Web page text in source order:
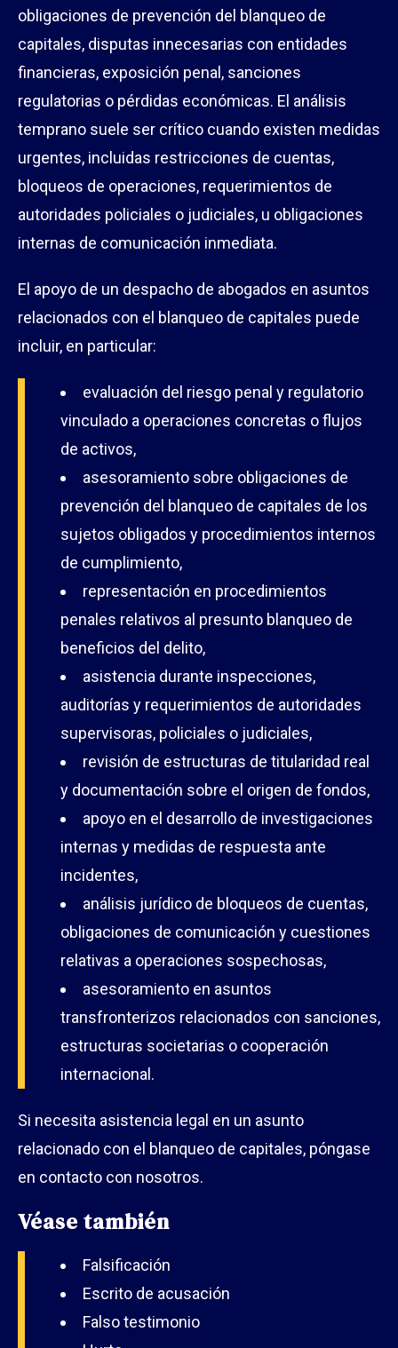
obligaciones de prevención del blanqueo de
capitales, disputas innecesarias con entidades
financieras, exposición penal, sanciones
regulatorias o pérdidas económicas. El análisis
temprano suele ser crítico cuando existen medidas
urgentes, incluidas restricciones de cuentas,
bloqueos de operaciones, requerimientos de
autoridades policiales o judiciales, u obligaciones
internas de comunicación inmediata.
El apoyo de un despacho de abogados en asuntos
relacionados con el blanqueo de capitales puede
incluir, en particular:
evaluación del riesgo penal y regulatorio
vinculado a operaciones concretas o flujos
de activos,
asesoramiento sobre obligaciones de
prevención del blanqueo de capitales de los
sujetos obligados y procedimientos internos
de cumplimiento,
representación en procedimientos
penales relativos al presunto blanqueo de
beneficios del delito,
asistencia durante inspecciones,
auditorías y requerimientos de autoridades
supervisoras, policiales o judiciales,
revisión de estructuras de titularidad real
y documentación sobre el origen de fondos,
apoyo en el desarrollo de investigaciones
internas y medidas de respuesta ante
incidentes,
análisis jurídico de bloqueos de cuentas,
obligaciones de comunicación y cuestiones
relativas a operaciones sospechosas,
asesoramiento en asuntos
transfronterizos relacionados con sanciones,
estructuras societarias o cooperación
internacional.
Si necesita asistencia legal en un asunto
relacionado con el blanqueo de capitales, póngase
en contacto con nosotros.
Véase también
Falsificación
Escrito de acusación
Falso testimonio